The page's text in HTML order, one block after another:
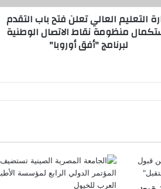
التعليم العالي تعلن فتح باب التقدم
منظومة نقاط الاتصال الوطنية
لبرنامج "أفق أوروبا"